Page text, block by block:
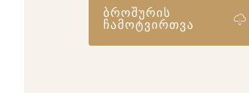
ბროშურის
ჩამოტვირთვა